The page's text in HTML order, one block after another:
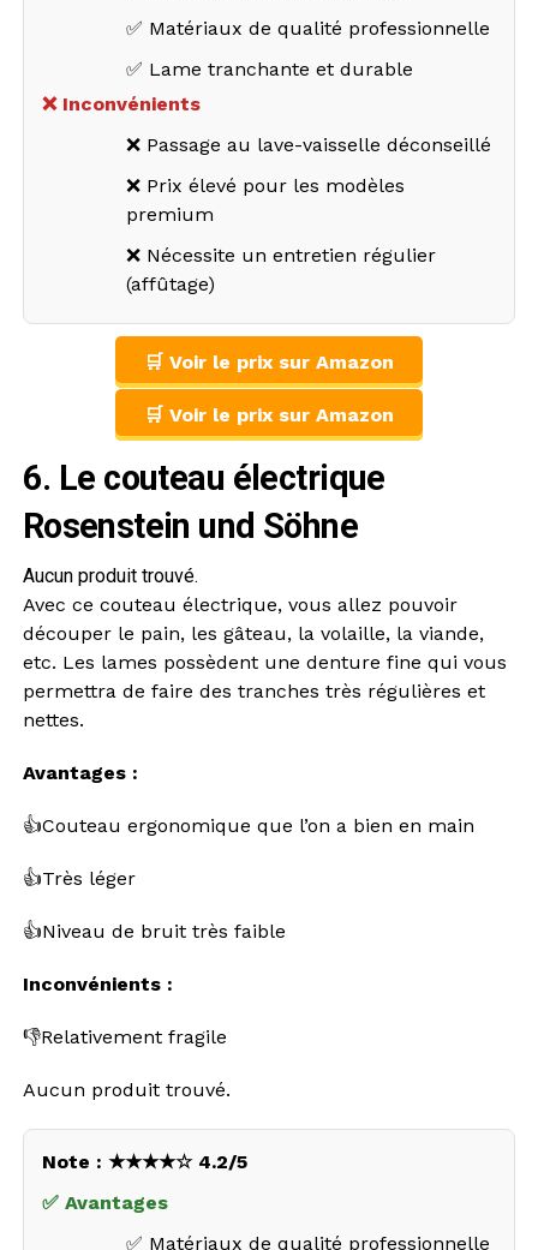
✅ Matériaux de qualité professionnelle
✅ Lame tranchante et durable
❌ Inconvénients
❌ Passage au lave-vaisselle déconseillé
❌ Prix élevé pour les modèles
premium
❌ Nécessite un entretien régulier
(affûtage)
🛒 Voir le prix sur Amazon
🛒 Voir le prix sur Amazon
6. Le couteau électrique
Rosenstein und Söhne
Aucun produit trouvé.
Avec ce couteau électrique, vous allez pouvoir
découper le pain, les gâteau, la volaille, la viande,
etc. Les lames possèdent une denture fine qui vous
permettra de faire des tranches très régulières et
nettes.
Avantages :
👍Couteau ergonomique que l’on a bien en main
👍Très léger
👍Niveau de bruit très faible
Inconvénients :
👎Relativement fragile
Aucun produit trouvé.
Note : ★★★★☆ 4.2/5
✅ Avantages
✅ Matériaux de qualité professionnelle